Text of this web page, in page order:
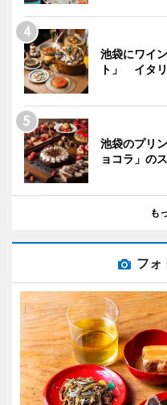
池袋にワイ
ト」 イタ
池袋のプリ
ョコラ」の
も
フォ